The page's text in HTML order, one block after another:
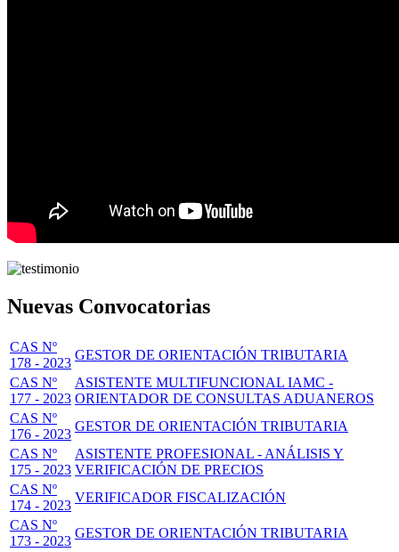
Nuevas Convocatorias
CAS Nº
178 - 2023
GESTOR DE ORIENTACIÓN TRIBUTARIA
CAS Nº
177 - 2023
ASISTENTE MULTIFUNCIONAL IAMC -
ORIENTADOR DE CONSULTAS ADUANEROS
CAS Nº
176 - 2023
GESTOR DE ORIENTACIÓN TRIBUTARIA
CAS Nº
175 - 2023
ASISTENTE PROFESIONAL - ANÁLISIS Y
VERIFICACIÓN DE PRECIOS
CAS Nº
174 - 2023
VERIFICADOR FISCALIZACIÓN
CAS Nº
173 - 2023
GESTOR DE ORIENTACIÓN TRIBUTARIA